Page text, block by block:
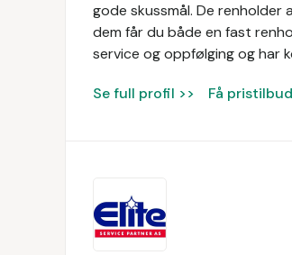
gode skussmål. De
dem får du både en fast
service og oppfølging og har
Se full profil >> Få